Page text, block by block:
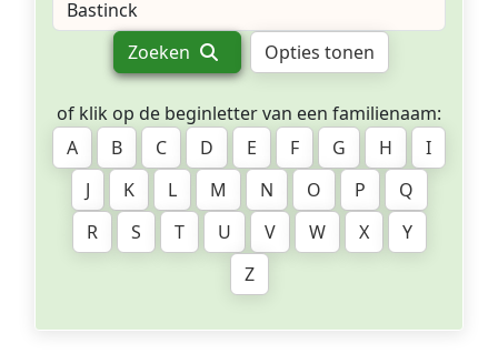
Zoeken Opties tonen
of klik op de beginletter van een familienaam:
A
B C D E F G H
I
J
K L M N O P
Q
R
S T U V W X
Y
Z